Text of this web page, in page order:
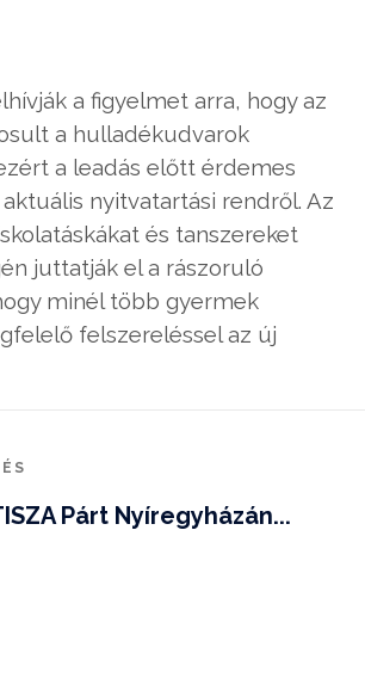
a figyelmet arra, hogy az
a hulladékudvarok
a leadás előtt érdemes
nyitvatartási rendről. Az
és tanszereket
juttatják el a rászoruló
minél több gyermek
felszereléssel az új
Párt Nyíregyházán...